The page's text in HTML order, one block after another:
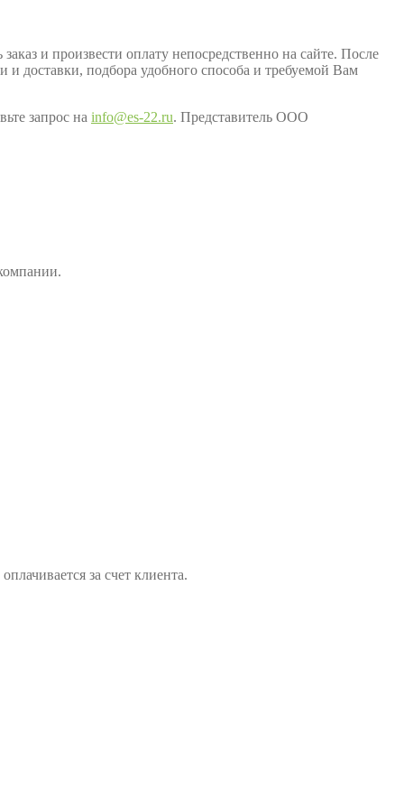
и произвести оплату непосредственно на сайте. После
и доставки, подбора удобного способа и требуемой Вам
запрос на info@es-22.ru. Представитель ООО
за счет клиента.